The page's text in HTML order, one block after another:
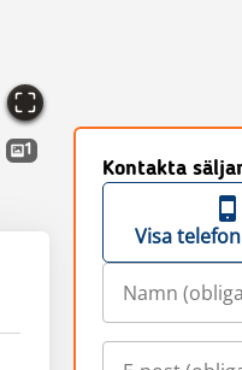
1
Kontakta
Visa